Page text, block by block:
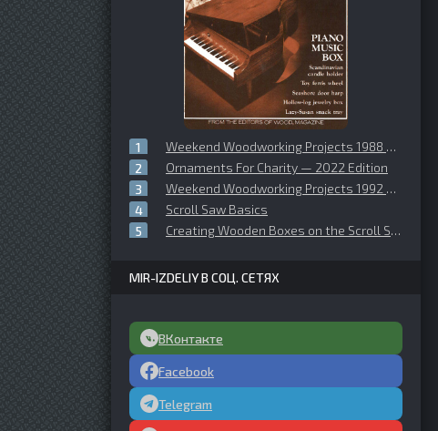
Weekend Woodworking Projects 1988 №06 November
Ornaments For Charity — 2022 Edition
Weekend Woodworking Projects 1992 №01 (25) January
Scroll Saw Basics
Creating Wooden Boxes on the Scroll Saw
MIR-IZDELIY В СОЦ. СЕТЯХ
ВКонтакте
Facebook
Telegram